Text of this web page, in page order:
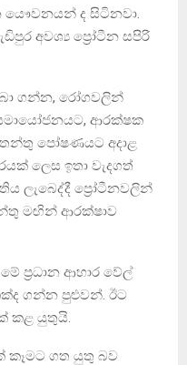
ද සිටිනවා.
අවශ්‍ය ප්‍රෝටීන සපිරි
ගන්න, රෝගවලින්
ආරක්ෂක
පෝෂණයට අදාළ
ලෙස ඉතා වැදගත්
ලැබෙද්දී ප්‍රෝටීනවලින්
මඟින් ආරක්ෂාව
ප්‍රධාන ආහාර වේල්
ගන්න පුළුවන්. ඊට
කළ යුතුයි.
කෑමට ගත යුතු බව